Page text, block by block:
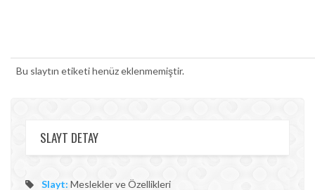
Bu slaytın etiketi henüz eklenmemiştir.
SLAYT DETAY
Slayt: Meslekler ve Özellikleri